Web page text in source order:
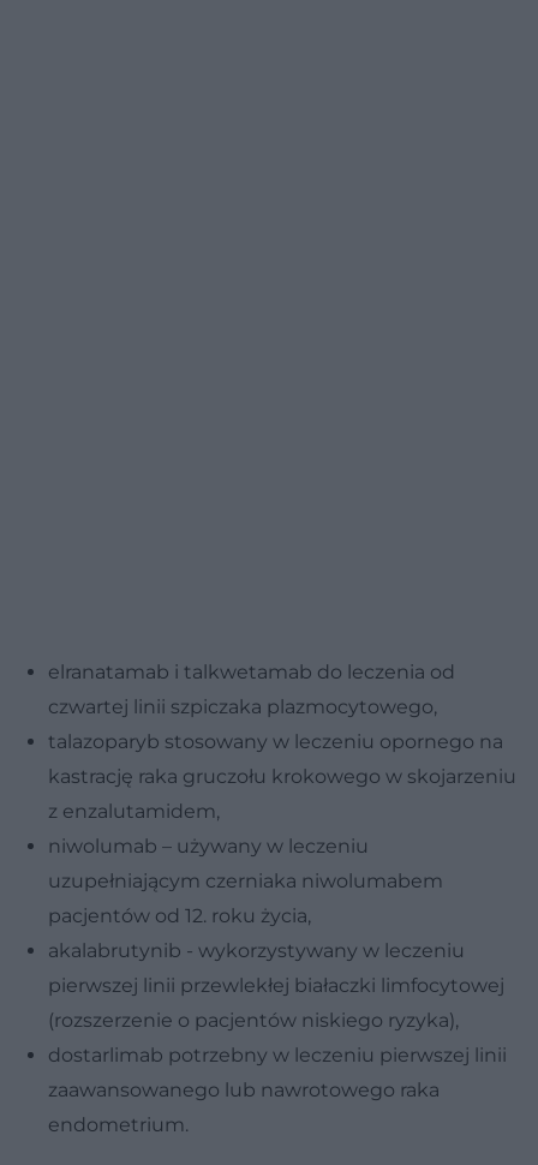
elranatamab i talkwetamab do leczenia od
czwartej linii szpiczaka plazmocytowego,
talazoparyb stosowany w leczeniu opornego na
kastrację raka gruczołu krokowego w skojarzeniu
z enzalutamidem,
niwolumab – używany w leczeniu
uzupełniającym czerniaka niwolumabem
pacjentów od 12. roku życia,
akalabrutynib - wykorzystywany w leczeniu
pierwszej linii przewlekłej białaczki limfocytowej
(rozszerzenie o pacjentów niskiego ryzyka),
dostarlimab potrzebny w leczeniu pierwszej linii
zaawansowanego lub nawrotowego raka
endometrium.